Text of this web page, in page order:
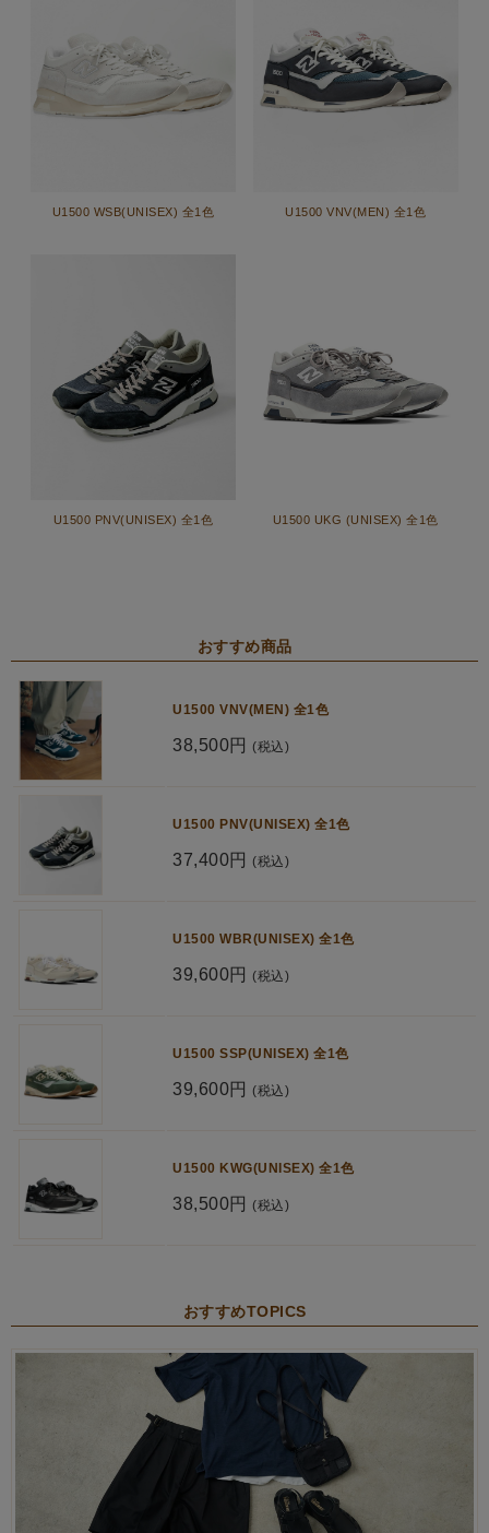
U1500 WSB(UNISEX) 全1色 U1500 VNV(MEN) 全1色
U1500 PNV(UNISEX) 全1色 U1500 UKG (UNISEX) 全1色
おすすめ商品
U1500 VNV(MEN) 全1色
38,500円 (税込)
U1500 PNV(UNISEX) 全1色
37,400円 (税込)
U1500 WBR(UNISEX) 全1色
39,600円 (税込)
U1500 SSP(UNISEX) 全1色
39,600円 (税込)
U1500 KWG(UNISEX) 全1色
38,500円 (税込)
おすすめTOPICS